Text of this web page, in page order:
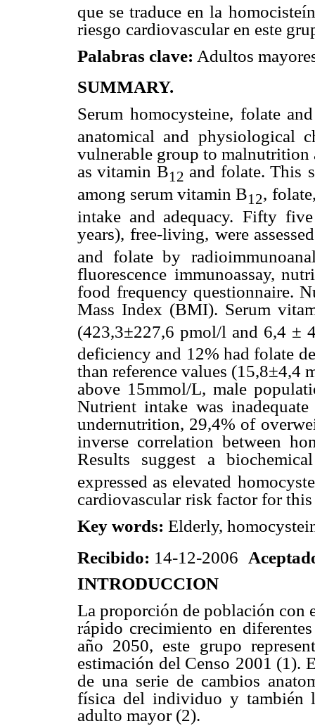
que se traduce en la
riesgo cardiovascular en este
Palabras clave: Adultos
SUMMARY.
Serum homocysteine, folate
anatomical and physiological
vulnerable group to malnutrition
as vitamin B12 and folate. This
among serum vitamin B12,
intake and adequacy. Fifty five
years), free-living, were
and folate by
fluorescence immunoassay,
food frequency questionnaire.
Mass Index (BMI). Serum
(423,3±227,6 pmol/l and 6,4 ±
deficiency and 12% had folate
than reference values (15,8±4,4
above 15mmol/L, male
Nutrient intake was inadequate
undernutrition, 29,4% of
inverse correlation between
Results suggest
a
expressed as elevated
cardiovascular risk factor for
Key words: Elderly,
Recibido: 14-12-2006
INTRODUCCION
La proporción de población con
rápido crecimiento en
año 2050, este grupo
estimación del Censo 2001 (1).
de una serie de cambios
física del individuo y también
adulto mayor (2).